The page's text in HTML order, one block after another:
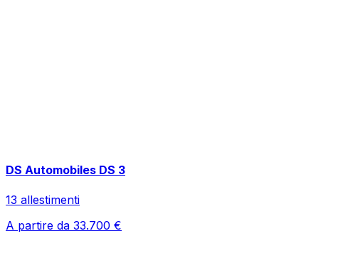
DS Automobiles DS 3
13 allestimenti
A partire da 33.700 €